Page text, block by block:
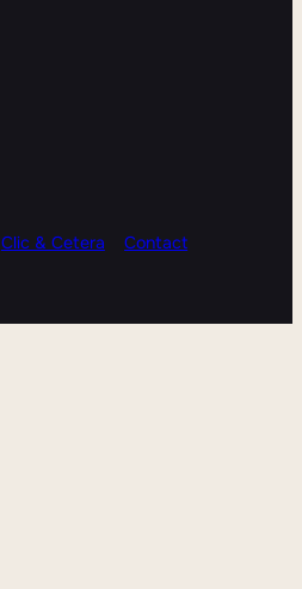
Clic & Cetera Contact